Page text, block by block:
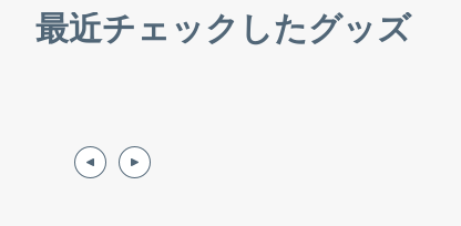
最近チェックしたグッズ